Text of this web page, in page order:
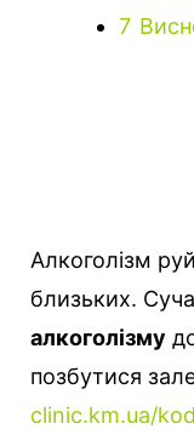
7
Алкоголізм
близьких.
алкоголізму
позбутися
clinic.km.ua/